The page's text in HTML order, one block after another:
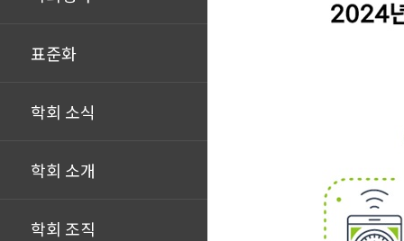
표준화
학회 소식
학회 소개
학회 조직